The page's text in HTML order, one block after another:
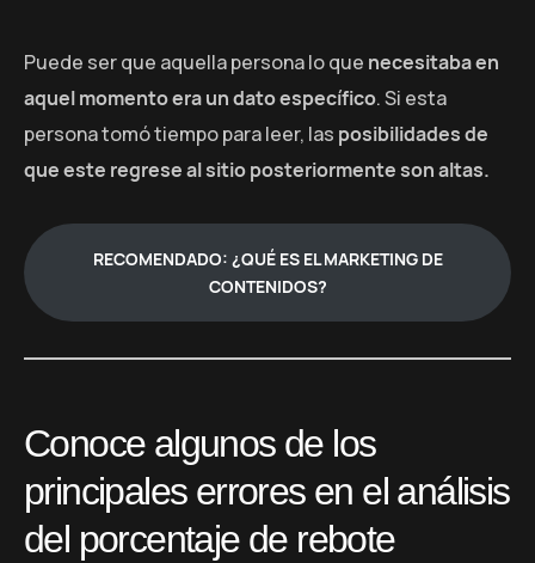
Puede ser que aquella persona lo que necesitaba en
aquel momento era un dato específico. Si esta
persona tomó tiempo para leer, las posibilidades de
que este regrese al sitio posteriormente son altas.
RECOMENDADO: ¿QUÉ ES EL MARKETING DE
CONTENIDOS?
Conoce algunos de los
principales errores en el análisis
del porcentaje de rebote